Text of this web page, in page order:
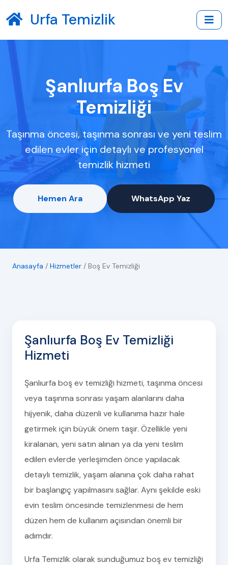
Urfa Temizlik
Şanlıurfa Boş Ev
Temizliği
Taşınma öncesi, taşınma sonrası ve yeni teslim
edilen evler için detaylı ve profesyonel
temizlik hizmeti
Hemen Ara WhatsApp Yaz
Anasayfa / Hizmetler / Boş Ev Temizliği
Şanlıurfa Boş Ev Temizliği
Hizmeti
Şanlıurfa boş ev temizliği hizmeti, taşınma öncesi
veya taşınma sonrası yaşam alanlarını daha
hijyenik, daha düzenli ve kullanıma hazır hale
getirmek için büyük önem taşır. Özellikle yeni
kiralanan, yeni satın alınan ya da yeni teslim
edilen evlerde yerleşimden önce yapılacak
detaylı temizlik, yaşam alanına çok daha rahat
bir başlangıç yapılmasını sağlar. Aynı şekilde eski
evin teslim öncesinde temizlenmesi de hem
düzen hem de kullanım açısından önemli bir
adımdır.
Urfa Temizlik olarak sunduğumuz boş ev temizliği